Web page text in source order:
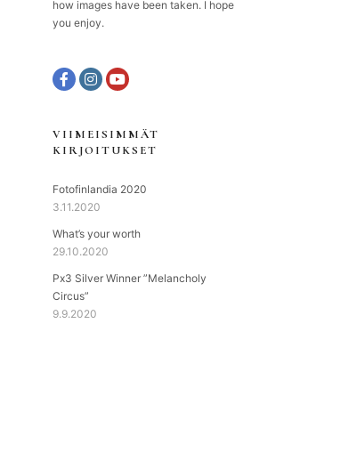
how images have been taken. I hope
you enjoy.
VIIMEISIMMÄT
KIRJOITUKSET
Fotofinlandia 2020
3.11.2020
What’s your worth
29.10.2020
Px3 Silver Winner ”Melancholy
Circus”
9.9.2020